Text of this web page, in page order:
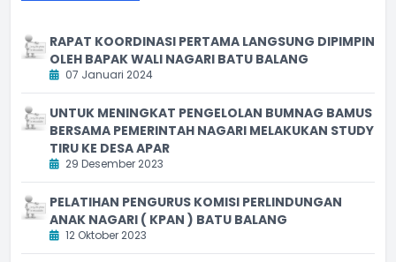
RAPAT KOORDINASI PERTAMA LANGSUNG DIPIMPIN
OLEH BAPAK WALI NAGARI BATU BALANG
07 Januari 2024
UNTUK MENINGKAT PENGELOLAN BUMNAG BAMUS
BERSAMA PEMERINTAH NAGARI MELAKUKAN STUDY
TIRU KE DESA APAR
29 Desember 2023
PELATIHAN PENGURUS KOMISI PERLINDUNGAN
ANAK NAGARI ( KPAN ) BATU BALANG
12 Oktober 2023